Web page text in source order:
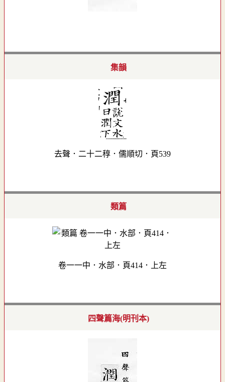
集韻
去聲．二十二稕．儒順切．頁539
類篇
卷一一中．水部．頁414．上左
四聲篇海(明刊本)